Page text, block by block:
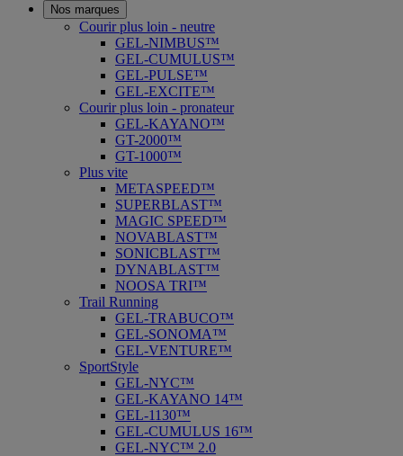
Nos marques
Courir plus loin - neutre
GEL-NIMBUS™
GEL-CUMULUS™
GEL-PULSE™
GEL-EXCITE™
Courir plus loin - pronateur
GEL-KAYANO™
GT-2000™
GT-1000™
Plus vite
METASPEED™
SUPERBLAST™
MAGIC SPEED™
NOVABLAST™
SONICBLAST™
DYNABLAST™
NOOSA TRI™
Trail Running
GEL-TRABUCO™
GEL-SONOMA™
GEL-VENTURE™
SportStyle
GEL-NYC™
GEL-KAYANO 14™
GEL-1130™
GEL-CUMULUS 16™
GEL-NYC™ 2.0